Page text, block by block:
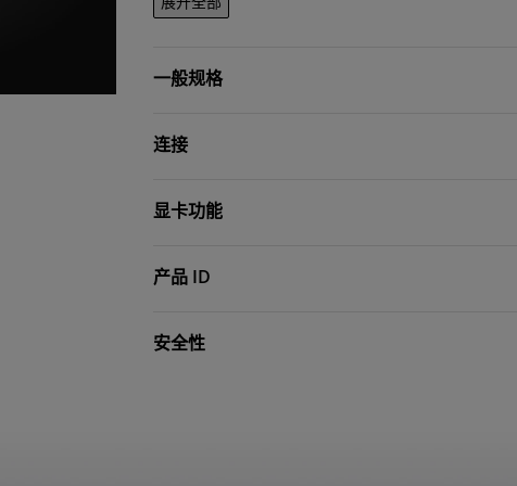
一般规格
连接
显卡功能
产品 ID
安全性